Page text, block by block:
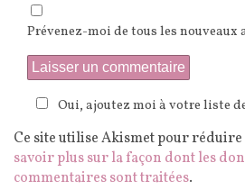
Prévenez-moi de tous les
Oui, ajoutez moi à votre liste
Ce site utilise Akismet pour
savoir plus sur la façon dont les
commentaires sont traitées.